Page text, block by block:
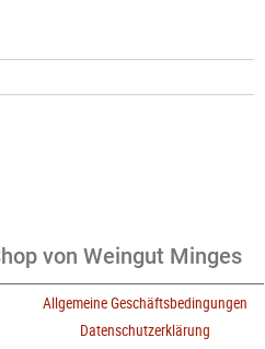
von Weingut Minges
Allgemeine Geschäftsbedingungen
Datenschutzerklärung